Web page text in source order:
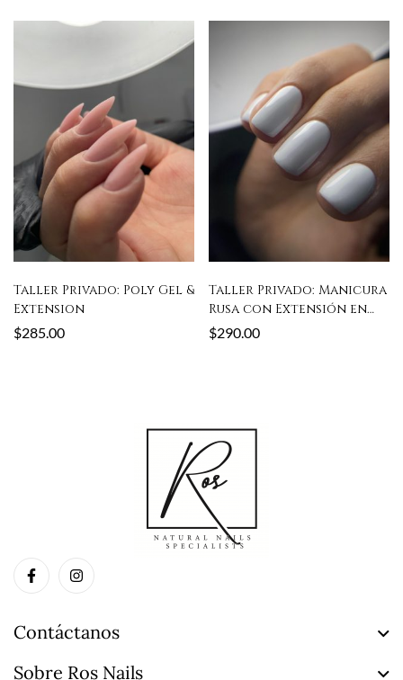
Taller Privado: Poly Gel &
Extension
$285.00
Taller Privado: Manicura
Rusa con Extensión en
Poly Gel
$290.00
Contáctanos
Sobre Ros Nails